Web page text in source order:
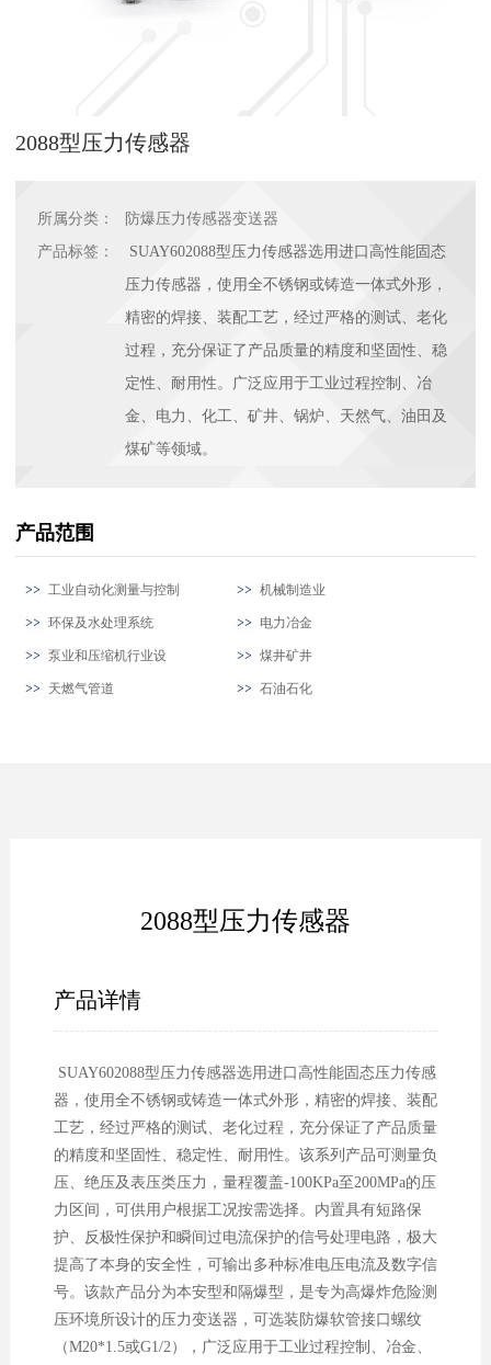
2088型压力传感器
所属分类：
防爆压力传感器变送器
产品标签：
SUAY602088型压力传感器选用进口高性能固态
压力传感器，使用全不锈钢或铸造一体式外形，
精密的焊接、装配工艺，经过严格的测试、老化
过程，充分保证了产品质量的精度和坚固性、稳
定性、耐用性。广泛应用于工业过程控制、冶
金、电力、化工、矿井、锅炉、天然气、油田及
煤矿等领域。
产品范围
工业自动化测量与控制 机械制造业
环保及水处理系统 电力冶金
泵业和压缩机行业设 煤井矿井
天燃气管道 石油石化
2088型压力传感器
产品详情
SUAY602088型压力传感器选用进口高性能固态压力传感
器，使用全不锈钢或铸造一体式外形，精密的焊接、装配
工艺，经过严格的测试、老化过程，充分保证了产品质量
的精度和坚固性、稳定性、耐用性。该系列产品可测量负
压、绝压及表压类压力，量程覆盖-100KPa至200MPa的压
力区间，可供用户根据工况按需选择。内置具有短路保
护、反极性保护和瞬间过电流保护的信号处理电路，极大
提高了本身的安全性，可输出多种标准电压电流及数字信
号。该款产品分为本安型和隔爆型，是专为高爆炸危险测
压环境所设计的压力变送器，可选装防爆软管接口螺纹
（M20*1.5或G1/2），广泛应用于工业过程控制、冶金、